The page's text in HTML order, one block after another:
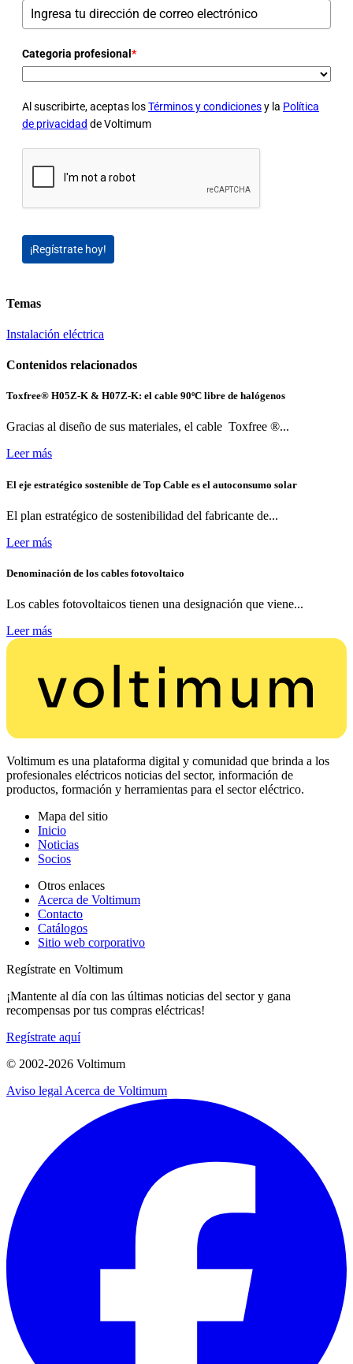
Categoria profesional *
Al suscribirte, aceptas losTérminos y condicionesy la Política
de privacidad de Voltimum
¡Regístrate hoy!
Temas
Instalación eléctrica
Contenidos relacionados
Toxfree® H05Z-K & H07Z-K: el cable 90ºC libre de halógenos
Gracias al diseño de sus materiales, el cable Toxfree ®...
Leer más
El eje estratégico sostenible de Top Cable es el autoconsumo solar
El plan estratégico de sostenibilidad del fabricante de...
Leer más
Denominación de los cables fotovoltaico
Los cables fotovoltaicos tienen una designación que viene...
Leer más
Voltimum es una plataforma digital y comunidad que brinda a los
profesionales eléctricos noticias del sector, información de
productos, formación y herramientas para el sector eléctrico.
Mapa del sitio
Inicio
Noticias
Socios
Otros enlaces
Acerca de Voltimum
Contacto
Catálogos
Sitio web corporativo
Regístrate en Voltimum
¡Mantente al día con las últimas noticias del sector y gana
recompensas por tus compras eléctricas!
Regístrate aquí
© 2002-2026 Voltimum
Aviso legal Acerca de Voltimum